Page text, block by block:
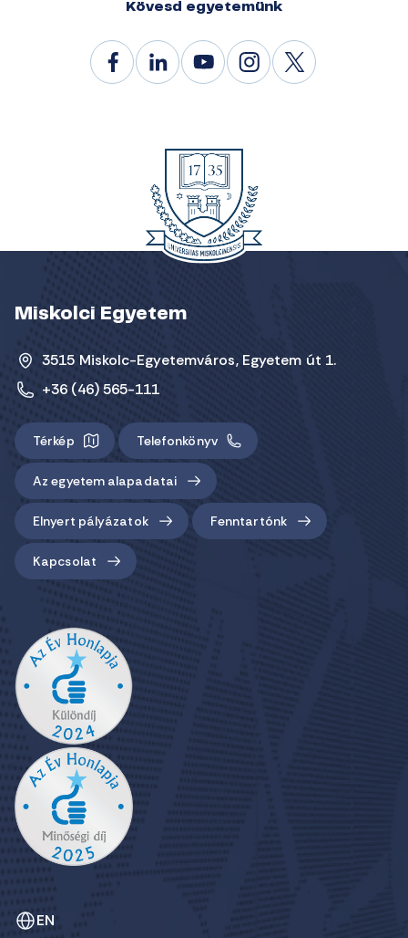
Kövesd egyetemünk
Miskolci Egyetem
3515 Miskolc-Egyetemváros, Egyetem út 1.
+36 (46) 565-111
Térkép Telefonkönyv
Az egyetem alapadatai
Elnyert pályázatok Fenntartónk
Kapcsolat
EN